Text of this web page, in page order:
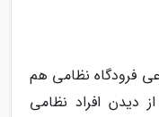
فرودگاه نظامی هم
دیدن افراد نظامی